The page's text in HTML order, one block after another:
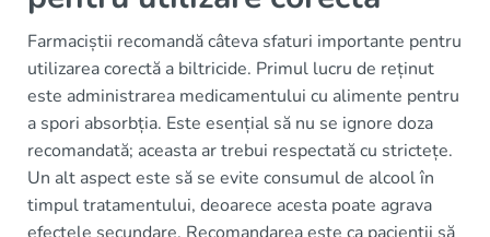
Farmaciștii recomandă câteva sfaturi importante pentru
utilizarea corectă a biltricide. Primul lucru de reținut
este administrarea medicamentului cu alimente pentru
a spori absorbția. Este esențial să nu se ignore doza
recomandată; aceasta ar trebui respectată cu strictețe.
Un alt aspect este să se evite consumul de alcool în
timpul tratamentului, deoarece acesta poate agrava